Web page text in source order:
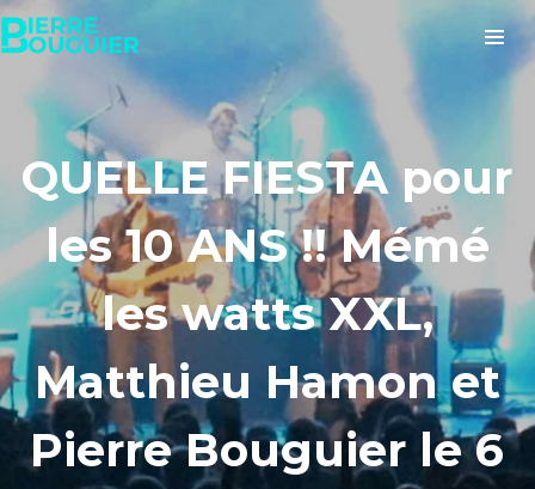
QUELLE FIESTA pour
les 10 ANS !! Mémé
les watts XXL,
Matthieu Hamon et
Pierre Bouguier le 6